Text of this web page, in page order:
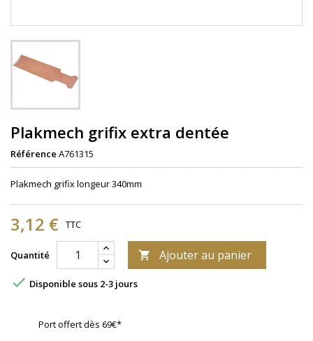
Plakmech grifix extra dentée
Référence A761315
Plakmech grifix longeur 340mm
3,12 € TTC
Quantité  Ajouter au panier
 Disponible sous 2-3 jours
Port offert dès 69€*